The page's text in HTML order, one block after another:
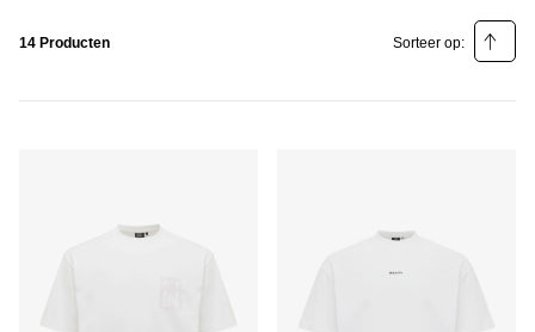
14 Producten Sorteer op: